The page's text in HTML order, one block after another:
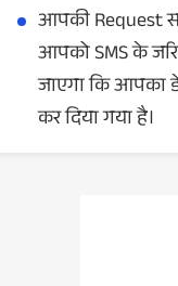
आपकी Request
आपको SMS के
जाएगा कि आपका
कर दिया गया है।